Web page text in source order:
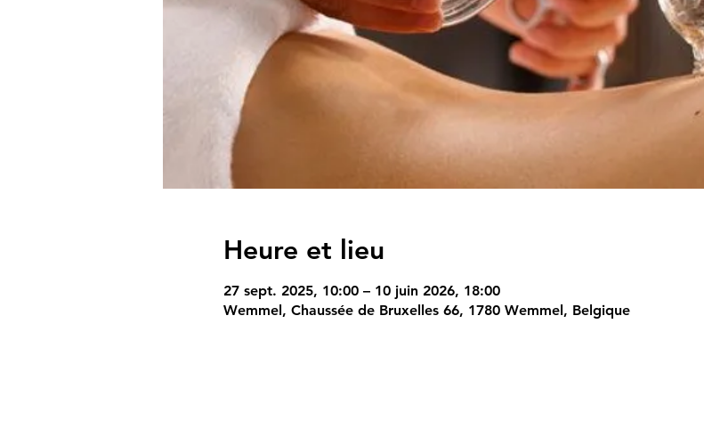
Heure et lieu
27 sept. 2025, 10:00 – 10 juin 2026, 18:00
Wemmel, Chaussée de Bruxelles 66, 1780 Wemmel, Belgique